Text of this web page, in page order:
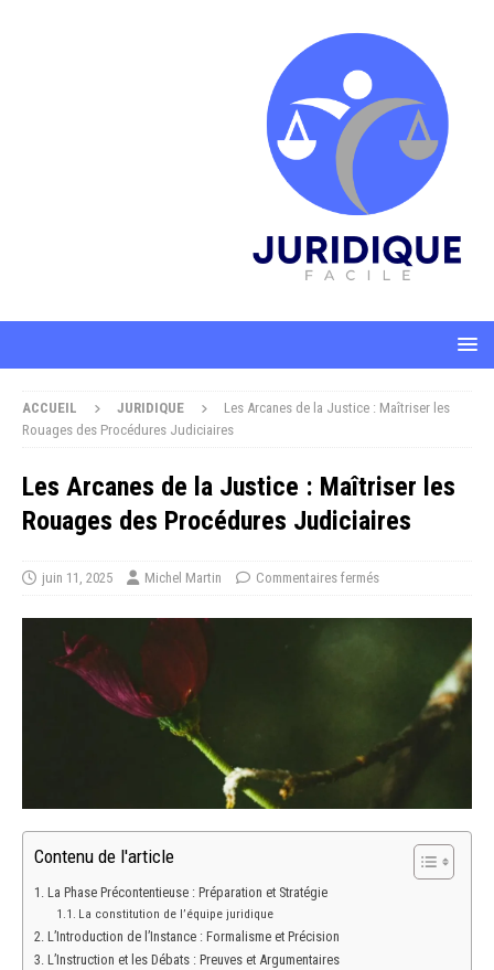
ACCUEIL JURIDIQUE
Les Arcanes de la Justice : Maîtriser les
Rouages des Procédures Judiciaires
Les Arcanes de la Justice : Maîtriser les
Rouages des Procédures Judiciaires
juin 11, 2025 Michel Martin Commentaires fermés
Contenu de l'article
La Phase Précontentieuse : Préparation et Stratégie
La constitution de l’équipe juridique
L’Introduction de l’Instance : Formalisme et Précision
L’Instruction et les Débats : Preuves et Argumentaires